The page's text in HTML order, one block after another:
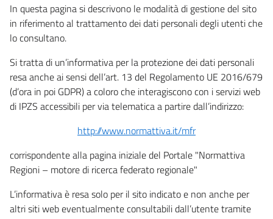
In questa pagina si descrivono le modalità di gestione del sito
in riferimento al trattamento dei dati personali degli utenti che
lo consultano.
Si tratta di un’informativa per la protezione dei dati personali
resa anche ai sensi dell’art. 13 del Regolamento UE 2016/679
(d’ora in poi GDPR) a coloro che interagiscono con i servizi web
di IPZS accessibili per via telematica a partire dall’indirizzo:
http://www.normattiva.it/mfr
corrispondente alla pagina iniziale del Portale "Normattiva
Regioni – motore di ricerca federato regionale"
L’informativa è resa solo per il sito indicato e non anche per
altri siti web eventualmente consultabili dall’utente tramite